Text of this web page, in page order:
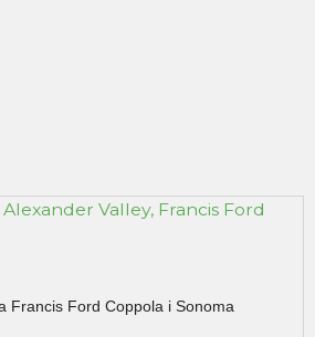
Valley, Francis Ford
Francis Ford Coppola i Sonoma